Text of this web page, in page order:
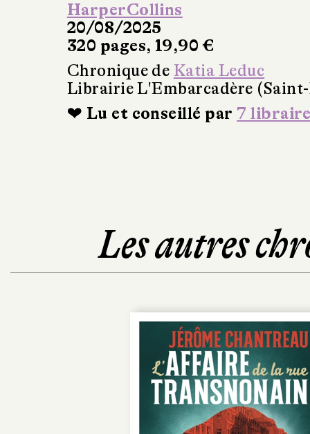
HarperCollins
20/08/2025
320 pages, 19,90 €
Chronique de Katia Leduc
Librairie L'Embarcadère
❤ Lu et conseillé par 7
Les autres